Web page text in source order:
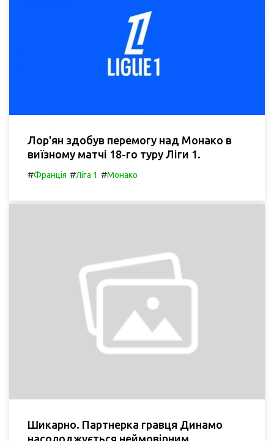
Лор'ян здобув перемогу над Монако в
виїзному матчі 18-го туру Ліги 1.
#Франція #Ліга 1 #Монако
Шикарно. Партнерка гравця Динамо